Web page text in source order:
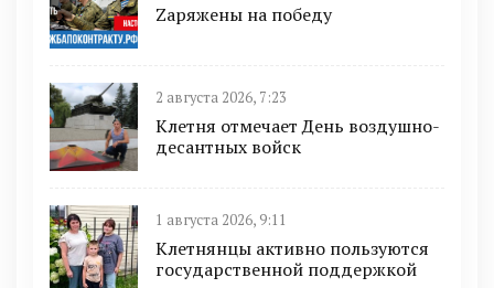
Zаряжены на победу
2 августа 2026, 7:23
Клетня отмечает День воздушно-
десантных войск
1 августа 2026, 9:11
Клетнянцы активно пользуются
государственной поддержкой